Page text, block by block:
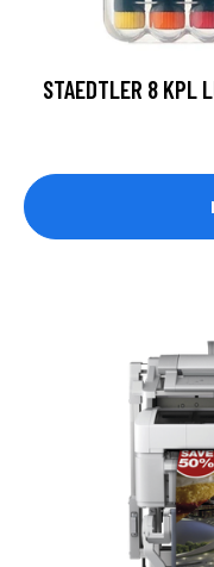
STAEDTLER 8 KPL